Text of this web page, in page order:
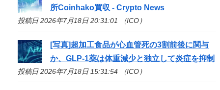
所Coinhako買収 - Crypto News
投稿日 2026年7月18日 20:31:01 （ICO）
[写真]超加工食品が心血管死の3割前後に関与
か、GLP-1薬は体重減少と独立して炎症を抑制
投稿日 2026年7月18日 15:31:54 （ICO）